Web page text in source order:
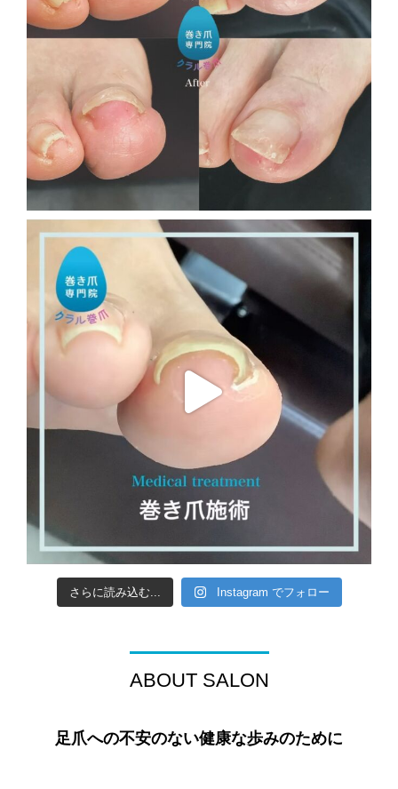
さらに読み込む... Instagram でフォロー
ABOUT SALON
足爪への不安のない健康な歩みのために